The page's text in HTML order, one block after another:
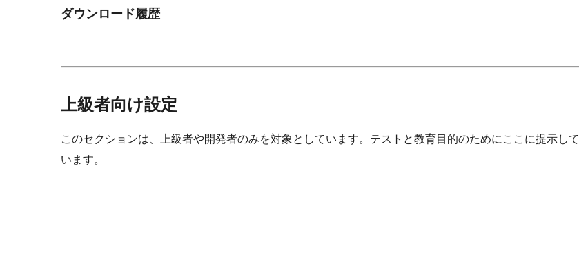
ダウンロード履歴
上級者向け設定
このセクションは、上級者や開発者のみを対象としています。テストと教育目的のためにここに提示して
います。